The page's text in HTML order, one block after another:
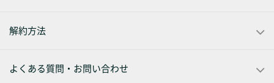
解約方法
よくある質問・お問い合わせ